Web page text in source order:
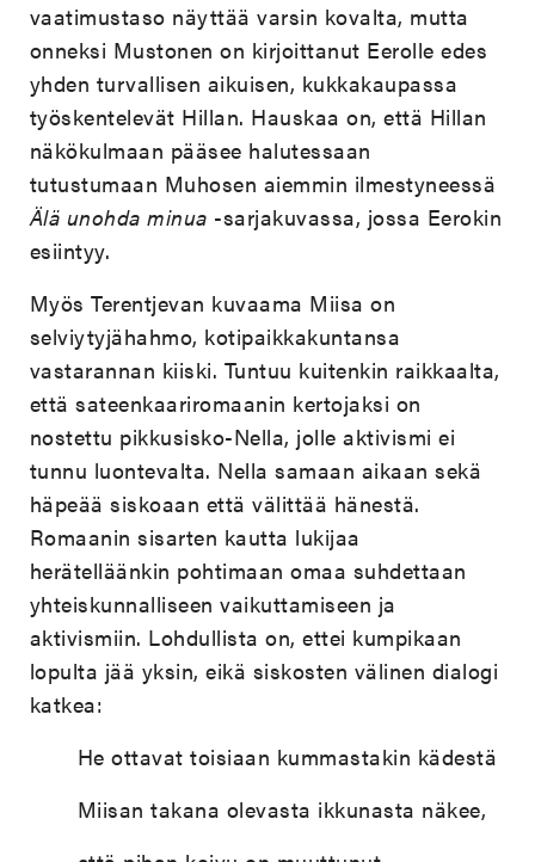
vaatimustaso näyttää varsin kovalta, mutta
onneksi Mustonen on kirjoittanut Eerolle edes
yhden turvallisen aikuisen, kukkakaupassa
työskentelevät Hillan. Hauskaa on, että Hillan
näkökulmaan pääsee halutessaan
tutustumaan Muhosen aiemmin ilmestyneessä
Älä unohda minua -sarjakuvassa, jossa Eerokin
esiintyy.
Myös Terentjevan kuvaama Miisa on
selviytyjähahmo, kotipaikkakuntansa
vastarannan kiiski. Tuntuu kuitenkin raikkaalta,
että sateenkaariromaanin kertojaksi on
nostettu pikkusisko-Nella, jolle aktivismi ei
tunnu luontevalta. Nella samaan aikaan sekä
häpeää siskoaan että välittää hänestä.
Romaanin sisarten kautta lukijaa
herätelläänkin pohtimaan omaa suhdettaan
yhteiskunnalliseen vaikuttamiseen ja
aktivismiin. Lohdullista on, ettei kumpikaan
lopulta jää yksin, eikä siskosten välinen dialogi
katkea:
He ottavat toisiaan kummastakin kädestä
Miisan takana olevasta ikkunasta näkee,